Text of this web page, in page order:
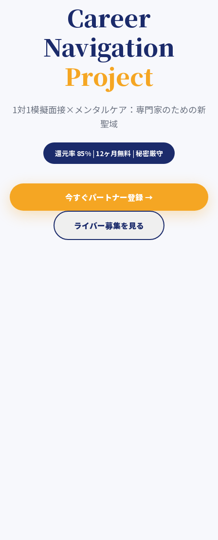
Career
Navigation
Project
1対1模擬面接×メンタルケア：専門家のための新
聖域
還元率 85% | 12ヶ月無料 | 秘密厳守
今すぐパートナー登録 →
ライバー募集を見る